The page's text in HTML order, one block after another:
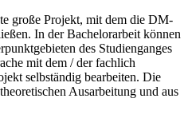
große Projekt, mit dem die DM-
In der Bachelorarbeit können
des Studienganges
mit dem / der fachlich
selbständig bearbeiten. Die
Ausarbeitung und aus